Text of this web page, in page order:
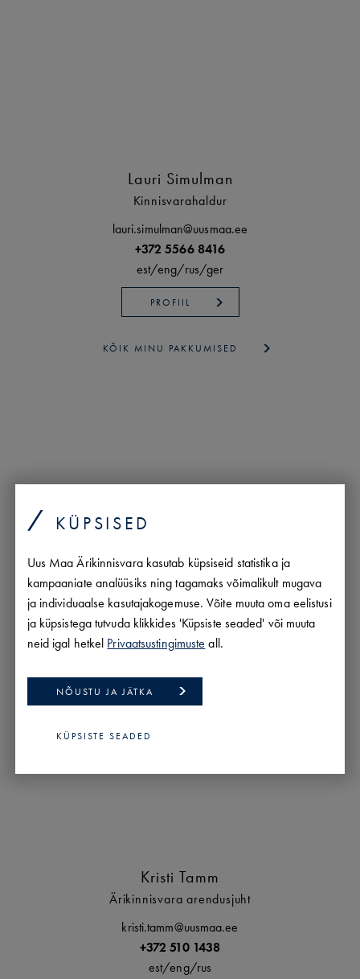
KÜPSISED
Uus Maa Ärikinnisvara kasutab küpsiseid statistika ja
kampaaniate analüüsiks ning tagamaks võimalikult mugava
ja individuaalse kasutajakogemuse. Võite muuta oma eelistusi
ja küpsistega tutvuda klikkides 'Küpsiste seaded' või muuta
neid igal hetkel Privaatsustingimuste all.
NÕUSTU JA JÄTKA
KÜPSISTE SEADED
Lauri Simulman
Kinnisvarahaldur
lauri.simulman@uusmaa.ee
+372 5566 8416
est/eng/rus/ger
PROFIIL
KÕIK MINU PAKKUMISED
Kristi Tamm
Ärikinnisvara arendusjuht
kristi.tamm@uusmaa.ee
+372 510 1438
est/eng/rus